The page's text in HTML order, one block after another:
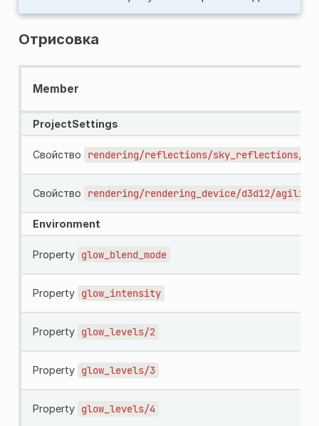
Отрисовка
Member
ProjectSettings
Свойство rendering/reflections/sky_reflections/
Свойство rendering/rendering_device/d3d12/
Environment
Property glow_blend_mode
Property glow_intensity
Property glow_levels/2
Property glow_levels/3
Property glow_levels/4